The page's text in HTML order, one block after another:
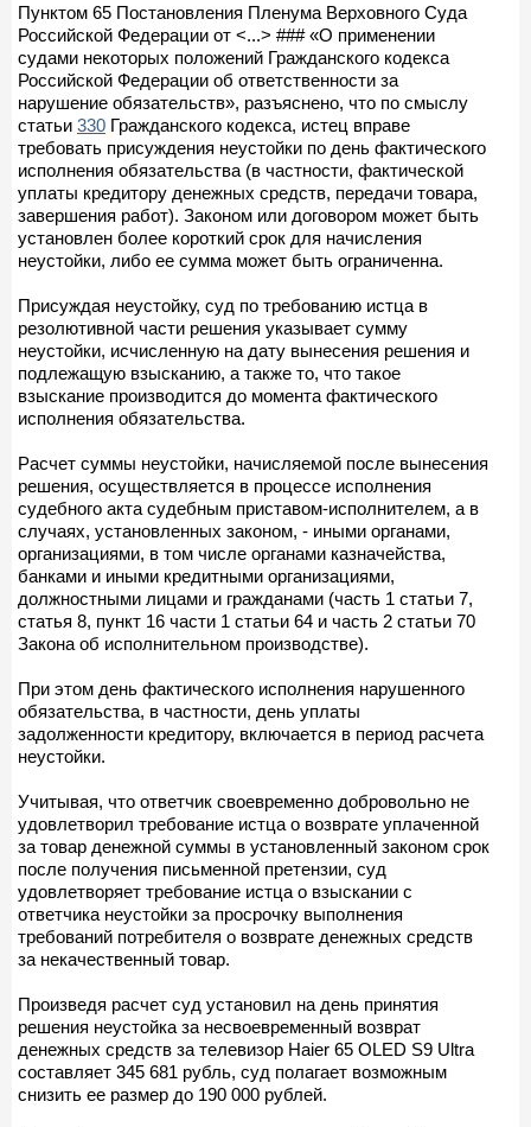
Пунктом 65 Постановления Пленума Верховного Суда
Российской Федерации от <...> ### «О применении
судами некоторых положений Гражданского кодекса
Российской Федерации об ответственности за
нарушение обязательств», разъяснено, что по смыслу
статьи 330 Гражданского кодекса, истец вправе
требовать присуждения неустойки по день фактического
исполнения обязательства (в частности, фактической
уплаты кредитору денежных средств, передачи товара,
завершения работ). Законом или договором может быть
установлен более короткий срок для начисления
неустойки, либо ее сумма может быть ограниченна.
Присуждая неустойку, суд по требованию истца в
резолютивной части решения указывает сумму
неустойки, исчисленную на дату вынесения решения и
подлежащую взысканию, а также то, что такое
взыскание производится до момента фактического
исполнения обязательства.
Расчет суммы неустойки, начисляемой после вынесения
решения, осуществляется в процессе исполнения
судебного акта судебным приставом-исполнителем, а в
случаях, установленных законом, - иными органами,
организациями, в том числе органами казначейства,
банками и иными кредитными организациями,
должностными лицами и гражданами (часть 1 статьи 7,
статья 8, пункт 16 части 1 статьи 64 и часть 2 статьи 70
Закона об исполнительном производстве).
При этом день фактического исполнения нарушенного
обязательства, в частности, день уплаты
задолженности кредитору, включается в период расчета
неустойки.
Учитывая, что ответчик своевременно добровольно не
удовлетворил требование истца о возврате уплаченной
за товар денежной суммы в установленный законом срок
после получения письменной претензии, суд
удовлетворяет требование истца о взыскании с
ответчика неустойки за просрочку выполнения
требований потребителя о возврате денежных средств
за некачественный товар.
Произведя расчет суд установил на день принятия
решения неустойка за несвоевременный возврат
денежных средств за телевизор Haier 65 OLED S9 Ultra
составляет 345 681 рубль, суд полагает возможным
снизить ее размер до 190 000 рублей.